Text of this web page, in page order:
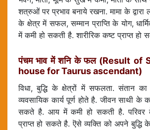
शत्रुओं पर प्रभाव बनाये रखना. मामा के द्वारा
के क्षेत्र में सफल, सम्मान प्राप्ति के योग,
में कमी हो सकती है. शारीरिक कष्ट प्राप्त हो
पंचम भाव में शनि के फल (Result of
house for Taurus ascendant)
विधा, बुद्धि के क्षेत्रों में सफलता. संतान का
व्यवसायिक कार्य पूर्ण होते है. जीवन साथी के
सकते है. आय में कमी हो सकती है. परिवर
प्राप्त हो सकते है. ऎसे व्यक्ति को अपने बुद्धि